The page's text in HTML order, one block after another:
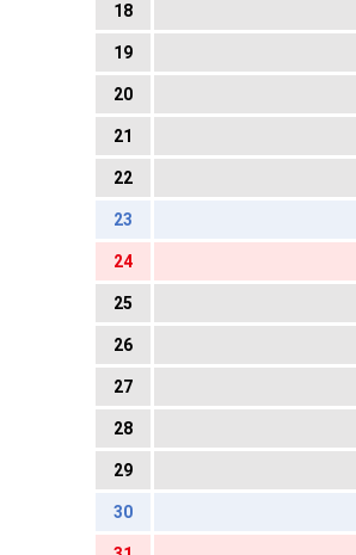
18
19
20
21
22
23
24
25
26
27
28
29
30